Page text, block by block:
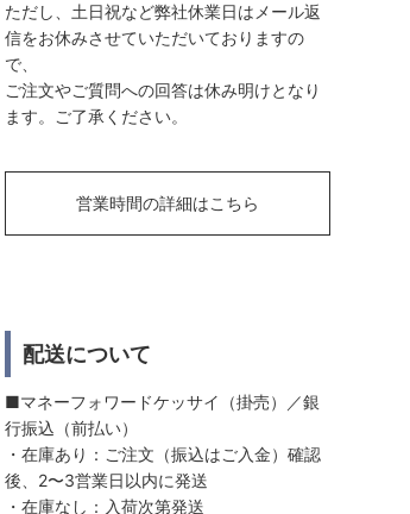
ただし、土日祝など弊社休業日はメール返
信をお休みさせていただいておりますの
で、
ご注文やご質問への回答は休み明けとなり
ます。ご了承ください。
営業時間の詳細はこちら
配送について
■マネーフォワードケッサイ（掛売）／銀
行振込（前払い）
・在庫あり：ご注文（振込はご入金）確認
後、2〜3営業日以内に発送
・在庫なし：入荷次第発送